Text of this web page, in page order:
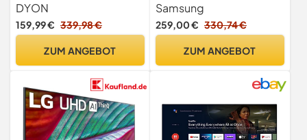
DYON
159,99 € 339,98 €
ZUM ANGEBOT
LED, Optimiert für Fussball
und Gaming, Prozessor 4K,
AI Upscaling, SmartThings,
2025
Samsung
259,00 € 330,74 €
ZUM ANGEBOT